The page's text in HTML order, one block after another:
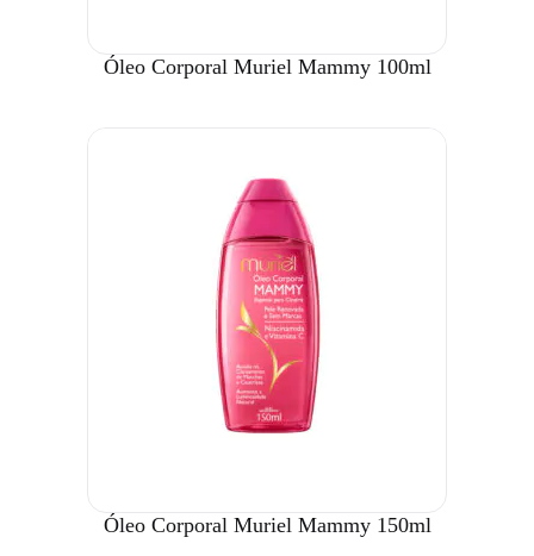
Óleo Corporal Muriel Mammy 100ml
Óleo Corporal Muriel Mammy 150ml